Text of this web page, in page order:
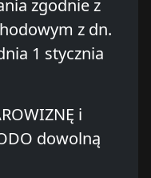
zgodnie z
z dn.
1 stycznia
i
dowolną